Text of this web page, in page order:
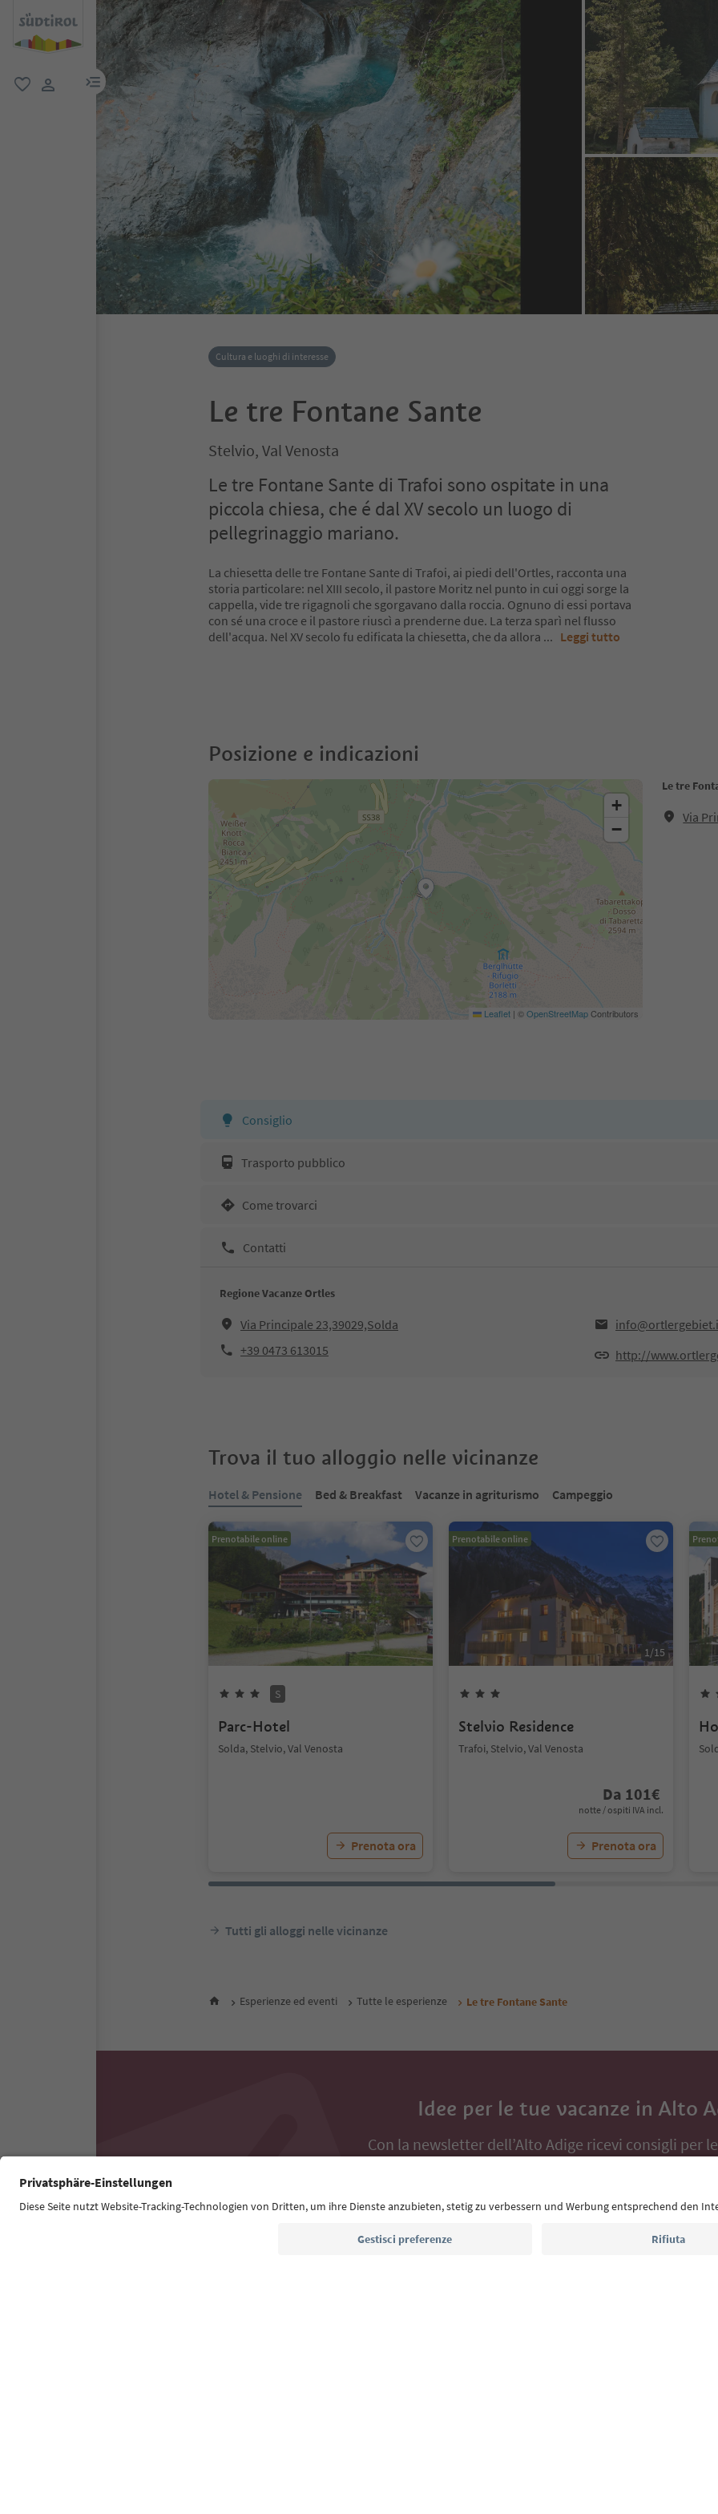
menu link
Cultura e luoghi di interesse
Le tre Fontane Sante
Stelvio, Val Venosta
Le tre Fontane Sante di Trafoi sono ospitate in una
piccola chiesa, che é dal XV secolo un luogo di
pellegrinaggio mariano.
La chiesetta delle tre Fontane Sante di Trafoi, ai piedi dell'Ortles, racconta una
storia particolare: nel XIII secolo, il pastore Moritz nel punto in cui oggi sorge la
cappella, vide tre rigagnoli che sgorgavano dalla roccia. Ognuno di essi portava
con sé una croce e il pastore riuscì a prenderne due. La terza sparì nel flusso
dell'acqua. Nel XV secolo fu edificata la chiesetta, che da allora ... Leggi tutto
Posizione e indicazioni
Le tre
Via
+
−
Leaflet | ©OpenStreetMapContributors
Consiglio
Trasporto pubblico
Come trovarci
Contatti
Regione Vacanze Ortles
Via Principale 23,39029,Solda
+39 0473 613015
http://
Trova il tuo alloggio nelle vicinanze
Hotel & Pensione Bed & Breakfast Vacanze in agriturismo Campeggio
Prenotabile online
S
Parc-Hotel
Solda, Stelvio, Val Venosta
Prenota ora
Prenotabile online
1/15
Stelvio Residence
Trafoi, Stelvio, Val Venosta
Da 101€
notte / ospiti IVA incl.
Prenota ora
Tutti gli alloggi nelle vicinanze
Esperienze ed eventi Tutte le esperienze Le tre Fontane Sante
Idee per le tue vacanze in Alto
Con la newsletter dell’Alto Adige ricevi consigli per